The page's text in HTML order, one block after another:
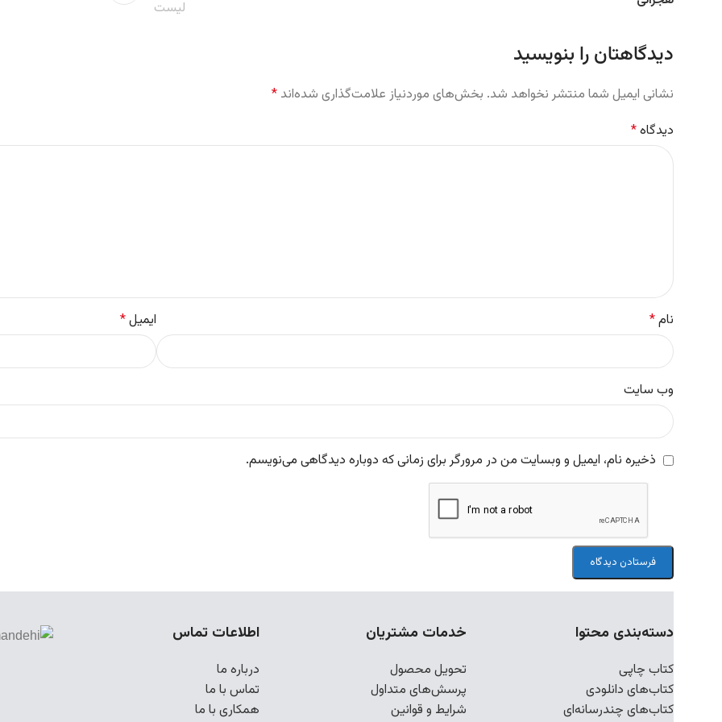
لیست
دیدگاهتان را بنویسید
نشانی ایمیل شما منتشر نخواهد شد. بخش‌های موردنیاز علامت‌گذاری شده‌اند *
دیدگاه*
نام* ایمیل*
وب‌ سایت
ذخیره نام، ایمیل و وبسایت من در مرورگر برای زمانی که دوباره دیدگاهی می‌نویسم.
دسته‌بندی محتوا
کتاب چاپی
کتاب‌های دانلودی
کتاب‌های چندرسانه‌ای
خدمات مشتریان
تحویل محصول
پرسش‌های متداول
شرایط و قوانین
اطلاعات تماس
درباره ما
تماس با ما
همکاری با ما